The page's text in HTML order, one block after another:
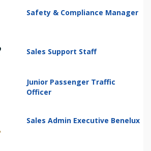
Safety & Compliance Manager
Sales Support Staff
Junior Passenger Traffic
Officer
Sales Admin Executive Benelux